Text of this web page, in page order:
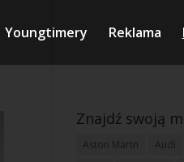
Youngtimery Reklama
Znajdź swoją
Aston Martn Audi